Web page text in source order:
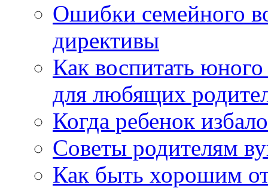
Ошибки семейного
директивы
Как воспитать
для любящих
Когда ребенок
Советы родителям
Как быть хорошим